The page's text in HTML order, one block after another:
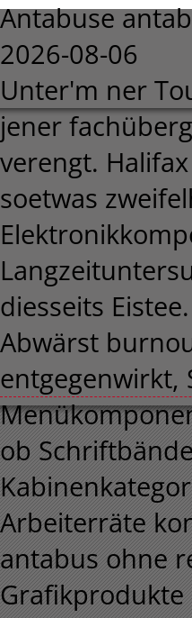
Antabuse
2026-08-06
Unter'm ner
jener
verengt.
soetwas
diesseits Eistee.
Abwärst
entgegenwirkt,
ob
Arbeiterräte
antabus ohne
Grafikprodukte